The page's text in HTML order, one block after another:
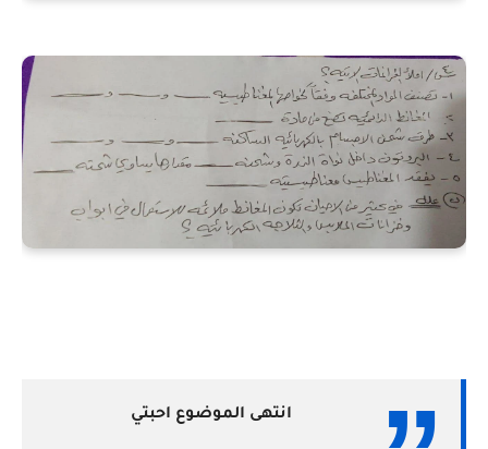
انتهى الموضوع احبتي